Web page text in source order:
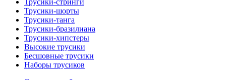
Трусики-стринги
Трусики-шорты
Трусики-танга
Трусики-бразилиана
Трусики-хипстеры
Высокие трусики
Бесшовные трусики
Наборы трусиков